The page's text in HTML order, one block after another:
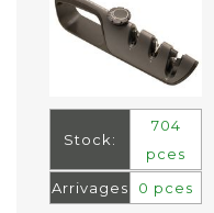
Stock:
704
pces
Arrivages
0 pces